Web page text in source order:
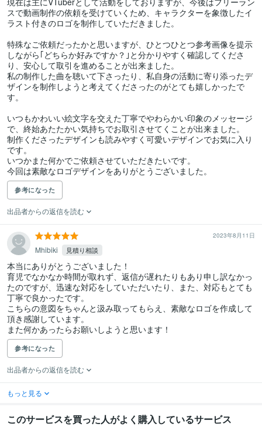
スで動画制作の依頼を受けていくため、キャラクターを象徴したイ
ラスト付きのロゴを制作していただきました。
特殊なご依頼だったかと思いますが、ひとつひとつ参考画像を提示
しながら｢どちらか好みですか？｣と分かりやすく確認してくださ
り、安心して取引を進めることが出来ました。
私の制作した曲を聴いて下さったり、私自身の活動に寄り添ったデ
ザインを制作しようと考えてくださったのがとても嬉しかったで
す。
いつもかわいい絵文字を交えた丁寧でやわらかい印象のメッセージ
で、終始あたたかい気持ちでお取引させてくことが出来ました。
制作くださったデザインも読みやすく可愛いデザインでお気に入り
です。
いつかまた何かでご依頼させていただきたいです。
今回は素敵なロゴデザインをありがとうございました。
参考になった
出品者からの返信を読む
2023年8月11日
Mhibiki 見積り相談
本当にありがとうございました！
育児でなかなか時間が取れず、返信が遅れたりもあり申し訳なかっ
たのですが、迅速な対応をしていただいたり、また、対応もとても
丁寧で良かったです。
こちらの意図をちゃんと汲み取ってもらえ、素敵なロゴを作成して
頂き感謝しています。
また何かあったらお願いしようと思います！
参考になった
出品者からの返信を読む
もっと見る
このサービスを買った人がよく購入しているサービス